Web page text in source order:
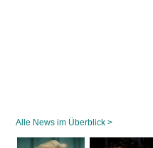
Alle News im Überblick >
Navigation